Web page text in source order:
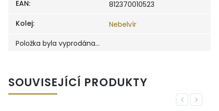
EAN:
812370010523
Kolej:
Nebelvír
Položka byla vyprodána…
SOUVISEJÍCÍ PRODUKTY
Previous
Next